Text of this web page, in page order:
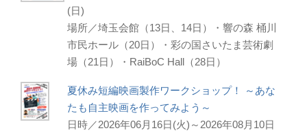
(日)
場所／埼玉会館（13日、14日）・響の森 桶川
市民ホール（20日）・彩の国さいたま芸術劇
場（21日）・RaiBoC Hall（28日）
夏休み短編映画製作ワークショップ！ ～あな
たも自主映画を作ってみよう～
日時／2026年06月16日(火)～2026年08月10日